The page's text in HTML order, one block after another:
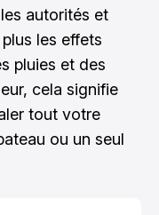
autorités et
les effets
pluies et des
cela signifie
tout votre
ou un seul